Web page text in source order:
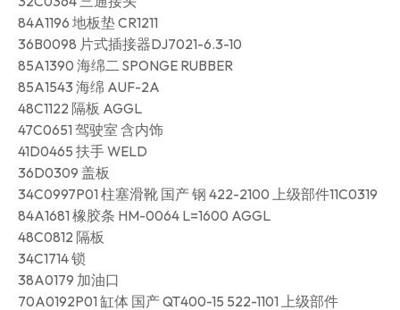
84A1196 地板垫 CR1211
36B0098 片式插接器DJ7021-6.3-10
85A1390 海绵二 SPONGE RUBBER
85A1543 海绵 AUF-2A
48C1122 隔板 AGGL
47C0651 驾驶室 含内饰
41D0465 扶手 WELD
36D0309 盖板
34C0997P01 柱塞滑靴 国产 钢 422-2100 上级部件11C0319
84A1681 橡胶条 HM-0064 L=1600 AGGL
48C0812 隔板
34C1714 锁
38A0179 加油口
70A0192P01 缸体 国产 QT400-15 522-1101 上级部件